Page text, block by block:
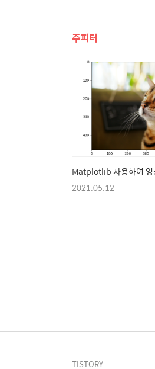
주피터
Matplotlib 사용하여 영
2021.05.12
TISTORY